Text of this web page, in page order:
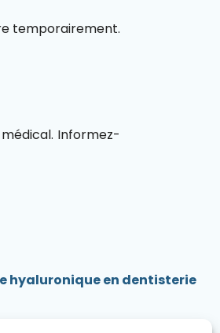
temporairement.
médical. Informez-
hyaluronique en dentisterie